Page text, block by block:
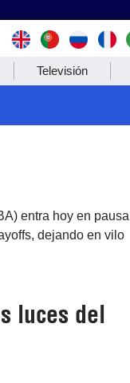
Televisión
entra hoy en pausa
dejando en vilo
luces del